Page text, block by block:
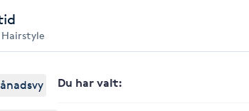
Du har valt: